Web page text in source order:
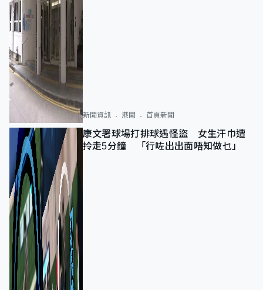
新聞資訊 港聞 首頁新聞
康文署球場打排球遇怪盜 女生汗巾遭
拎走5分鐘 「行咗出出面唔知做乜」